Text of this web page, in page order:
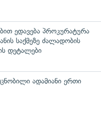
ედავება პროკურატურა
საქმეზე ძალადობის
დეტალები
ცნობილი ადამიანი ერთი